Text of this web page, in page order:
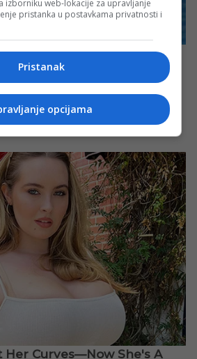
izborniku web-lokacije za upravljanje
pristanka u postavkama privatnosti i
Pristanak
opcijama